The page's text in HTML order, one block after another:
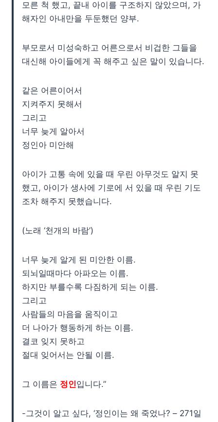
모른 척 했고, 끝내 아이를 구조하지 않았으며, 가
해자인 아내만을 두둔했던 양부.
부모로서 미성숙하고 어른으로서 비겁한 그들을
대신해 아이들에게 꼭 해주고 싶은 말이 있습니다.
같은 어른이어서
지켜주지 못해서
그리고
너무 늦게 알아서
정인아 미안해
아이가 고통 속에 있을 때 우린 아무것도 알지 못
했고, 아이가 생사에 기로에 서 있을 때 우린 기도
조차 해주지 못했습니다.
(노래 ‘천개의 바람’)
너무 늦게 알게 된 미안한 이름.
되뇌일때마다 아파오는 이름.
하지만 부를수록 다짐하게 되는 이름.
그리고
사람들의 마음을 움직이고
더 나아가 행동하게 하는 이름.
결코 잊지 못하고
절대 잊어서는 안될 이름.
그 이름은 정인입니다.”
-그것이 알고 싶다, ‘정인이는 왜 죽었나? – 271일